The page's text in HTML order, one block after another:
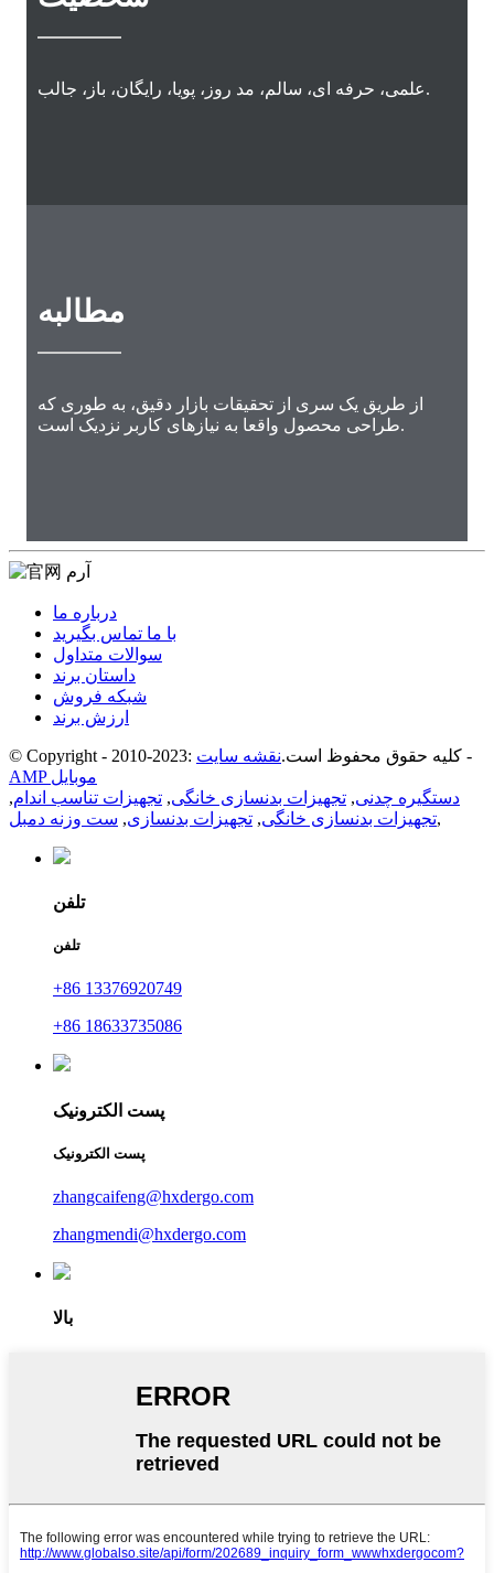
علمی، حرفه ای، سالم، مد روز، پویا، رایگان، باز، جالب.
مطالبه
از طریق یک سری از تحقیقات بازار دقیق، به طوری که
طراحی محصول واقعا به نیازهای کاربر نزدیک است.
درباره ما
با ما تماس بگیرید
سوالات متداول
داستان برند
شبکه فروش
ارزش برند
© Copyright - 2010-2023: کلیه حقوق محفوظ است.نقشه سایت
-
AMP موبایل
دستگیره چدنی, تجهیزات بدنسازی خانگی, تجهیزات تناسب اندام,
تجهیزات بدنسازی خانگی, تجهیزات بدنسازی, ست وزنه دمبل ,
تلفن
تلفن
+86 13376920749
+86 18633735086
پست الکترونیک
پست الکترونیک
zhangcaifeng@hxdergo.com
zhangmendi@hxdergo.com
بالا